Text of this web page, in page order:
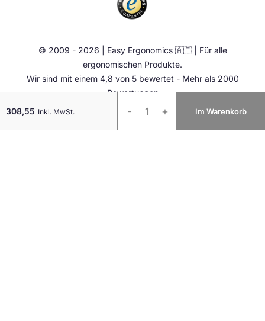
308,55 Inkl. MwSt.
RollerMouse
- + Im Warenkorb
Übrige
© 2009 - 2026 | Easy Ergonomics 🇦🇹 | Für alle
ergonomischen Produkte.
Wir sind mit einem 4,8 von 5 bewertet - Mehr als 2000
Bewertungen